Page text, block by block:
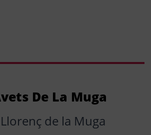
De La Muga
de la Muga